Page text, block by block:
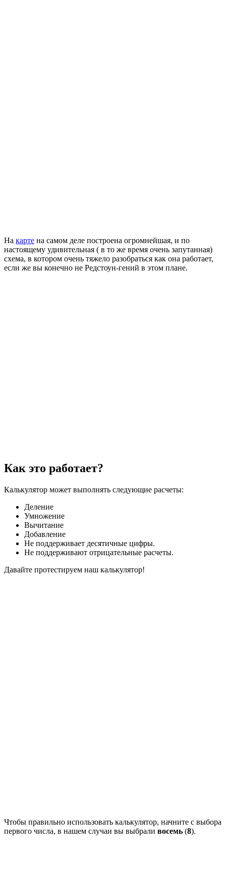
На карте на самом деле построена огромнейшая, и по
настоящему удивительная ( в то же время очень запутанная)
схема, в котором очень тяжело разобраться как она работает,
если же вы конечно не Редстоун-гений в этом плане.
Как это работает?
Калькулятор может выполнять следующие расчеты:
Деление
Умножение
Вычитание
Добавление
Не поддерживает десятичные цифры.
Не поддерживают отрицательные расчеты.
Давайте протестируем наш калькулятор!
Чтобы правильно использовать калькулятор, начните с выбора
первого числа, в нашем случаи вы выбрали восемь (8).